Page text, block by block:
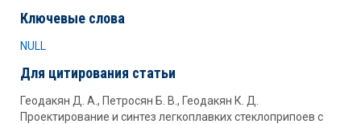
Ключевые слова
NULL
Для цитирования статьи
Геодакян Д. А., Петросян Б. В., Геодакян К. Д.
Проектирование и синтез легкоплавких стеклоприпоев с